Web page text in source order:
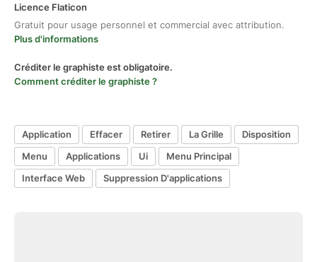
Licence Flaticon
Gratuit pour usage personnel et commercial avec attribution.
Plus d'informations
Créditer le graphiste est obligatoire.
Comment créditer le graphiste ?
Application Effacer Retirer La Grille
Disposition
Menu
Applications Ui
Menu Principal
Interface Web
Suppression D'applications